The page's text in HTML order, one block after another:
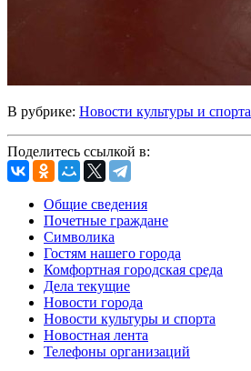
В рубрике: Новости культуры и спорта
Поделитесь ссылкой в:
Общие сведения
Почетные граждане
Символика
Гостям нашего города
Комфортная городская среда
Дела текущие
Новости города
Новости культуры и спорта
Новостная лента
Телефоны организаций